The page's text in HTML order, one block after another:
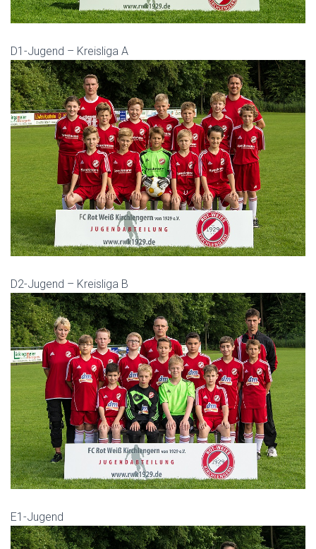
D1-Jugend – Kreisliga A
D2-Jugend – Kreisliga B
E1-Jugend